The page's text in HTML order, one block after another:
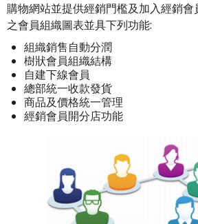
購物網站並提供經銷門檻及加入經銷
之會員組織圖表並具下列功能:
組織銷售自動分潤
樹狀會員組織結構
自建下線會員
總部統一收款發貨
商品及價格統一管理
經銷會員開分店功能